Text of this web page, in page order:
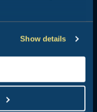
Show details